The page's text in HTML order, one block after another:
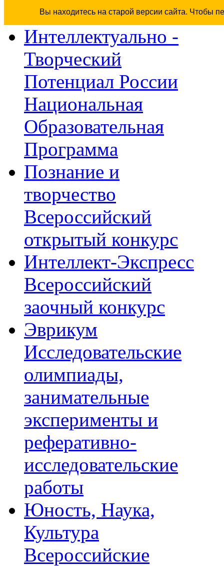
Вы находитесь на старой версии сайта. Чтобы
Интеллектуально -
Творческий
Потенциал России
Национальная
Образовательная
Программа
Познание и
творчество
Всероссийский
открытый конкурс
Интеллект-Экспресс
Всероссийский
заочный конкурс
Эврикум
Исследовательские
олимпиады,
занимательные
эксперименты и
реферативно-
исследовательские
работы
Юность, Наука,
Культура
Всероссийские